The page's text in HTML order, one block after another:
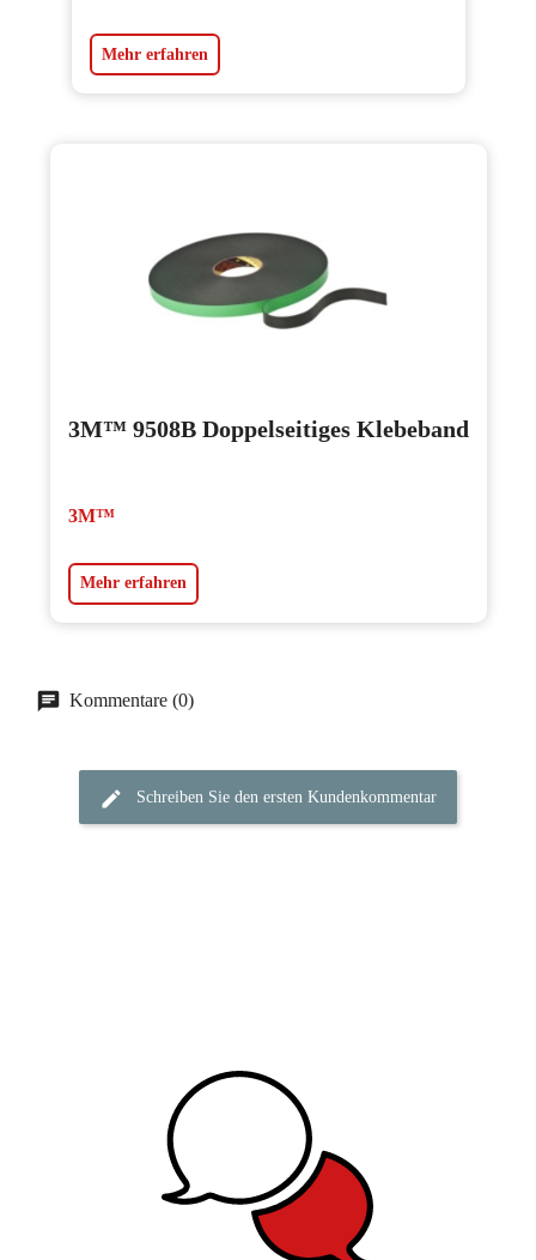
Mehr erfahren
3M™ 9508B Doppelseitiges Klebeband
3M™
Mehr erfahren
Kommentare (0)
Schreiben Sie den ersten Kundenkommentar